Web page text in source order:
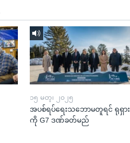
၁၅ မတ္၊ ၂၀၂၅
အပစ်ရပ်ရေးသဘောမတူရင် ရုရှား
ကို G7 ဒဏ်ခတ်မည်